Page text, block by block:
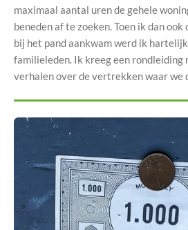
maximaal aantal uren de gehele
beneden af te zoeken. Toen ik dan
bij het pand aankwam werd ik
familieleden. Ik kreeg een
verhalen over de vertrekken waar we